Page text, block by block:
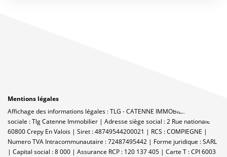
Mentions légales
Affichage des informations légales : TLG - CATENNE IMMOBILIER | Raison
sociale : Tlg Catenne Immobilier | Adresse siège social : 2 Rue nationale -
60800 Crepy En Valois | Siret : 48749544200021 | RCS : COMPIEGNE |
Numero TVA Intracommunautaire : 72487495442 | Forme juridique : SARL
| Capital social : 8 000 | Assurance RCP : 120 137 405 | Carte T : CPI 6003